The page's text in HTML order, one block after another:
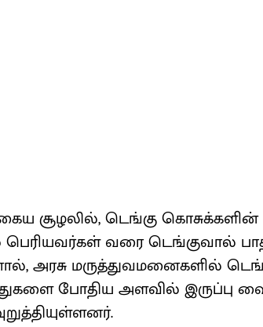
சூழலில், டெங்கு கொசுக்​களின்
பெரிய​வர்​கள் வரை டெங்​கு​வால்
அரசு மருத்​து​வ​மனை​களில்
போதிய அளவில் இருப்பு